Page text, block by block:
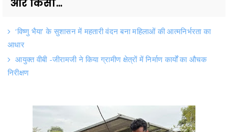
और किसा...
‘विष्णु भैया’ के सुशासन में महतारी वंदन बना महिलाओं की आत्मनिर्भरता का
आधार
आयुक्त वीबी -जीरामजी ने किया ग्रामीण क्षेत्रों में निर्माण कार्यों का औचक
निरीक्षण